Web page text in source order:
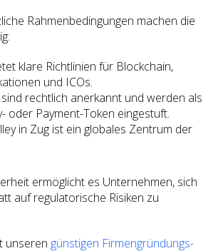
Rahmenbedingungen machen die
klare Richtlinien für Blockchain,
und ICOs.
rechtlich anerkannt und werden als
oder Payment-Token eingestuft.
in Zug ist ein globales Zentrum der
ermöglicht es Unternehmen, sich
auf regulatorische Risiken zu
unseren günstigen Firmengründungs-